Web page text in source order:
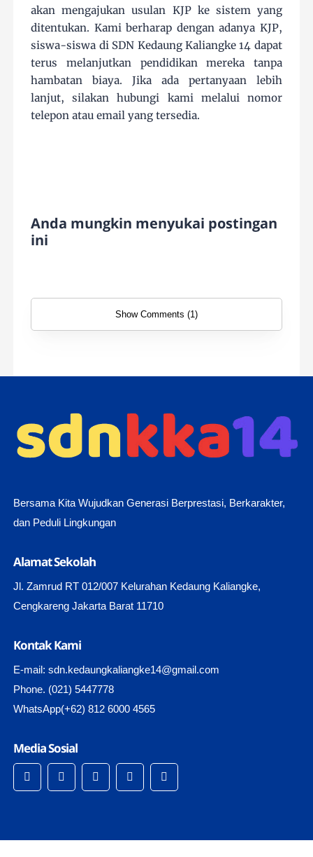
akan mengajukan usulan KJP ke sistem yang
ditentukan. Kami berharap dengan adanya KJP,
siswa-siswa di SDN Kedaung Kaliangke 14 dapat
terus melanjutkan pendidikan mereka tanpa
hambatan biaya. Jika ada pertanyaan lebih
lanjut, silakan hubungi kami melalui nomor
telepon atau email yang tersedia.
Anda mungkin menyukai postingan
ini
Show Comments (1)
Bersama Kita Wujudkan Generasi Berprestasi, Berkarakter,
dan Peduli Lingkungan
Alamat Sekolah
Jl. Zamrud RT 012/007 Kelurahan Kedaung Kaliangke,
Cengkareng Jakarta Barat 11710
Kontak Kami
E-mail: sdn.kedaungkaliangke14@gmail.com
Phone. (021) 5447778
WhatsApp(+62) 812 6000 4565
Media Sosial